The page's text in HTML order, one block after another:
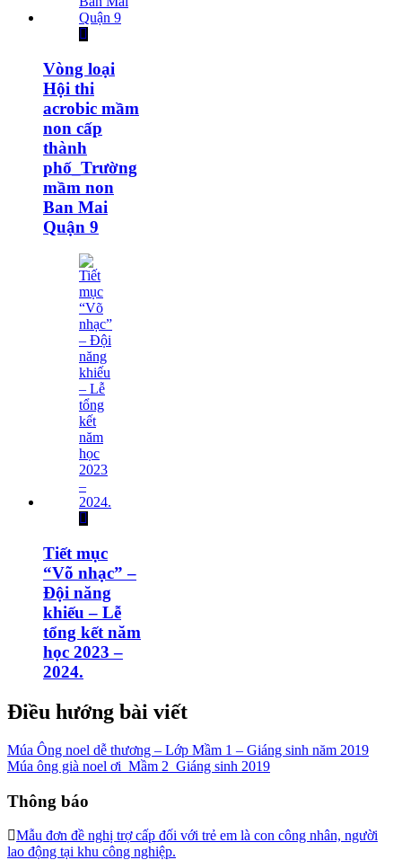
Vòng loại
Hội thi
acrobic mầm
non cấp
thành
phố_Trường
mầm non
Ban Mai
Quận 9
Tiết mục
“Võ nhạc” –
Đội năng
khiếu – Lễ
tổng kết năm
học 2023 –
2024.
Điều hướng bài viết
Múa Ông noel dễ thương – Lớp Mầm 1 – Giáng sinh năm 2019
Múa ông già noel ơi_Mầm 2_Giáng sinh 2019
Thông báo
Mẫu đơn đề nghị trợ cấp đối với trẻ em là con công nhân, người
lao động tại khu công nghiệp.